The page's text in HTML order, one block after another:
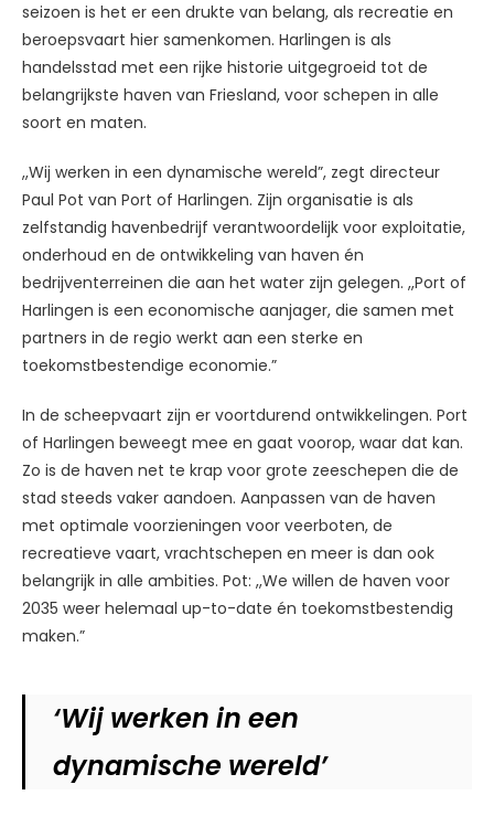
seizoen is het er een drukte van belang, als recreatie en
beroepsvaart hier samenkomen. Harlingen is als
handelsstad met een rijke historie uitgegroeid tot de
belangrijkste haven van Friesland, voor schepen in alle
soort en maten.
,,Wij werken in een dynamische wereld”, zegt directeur
Paul Pot van Port of Harlingen. Zijn organisatie is als
zelfstandig havenbedrijf verantwoordelijk voor exploitatie,
onderhoud en de ontwikkeling van haven én
bedrijventerreinen die aan het water zijn gelegen. ,,Port of
Harlingen is een economische aanjager, die samen met
partners in de regio werkt aan een sterke en
toekomstbestendige economie.”
In de scheepvaart zijn er voortdurend ontwikkelingen. Port
of Harlingen beweegt mee en gaat voorop, waar dat kan.
Zo is de haven net te krap voor grote zeeschepen die de
stad steeds vaker aandoen. Aanpassen van de haven
met optimale voorzieningen voor veerboten, de
recreatieve vaart, vrachtschepen en meer is dan ook
belangrijk in alle ambities. Pot: ,,We willen de haven voor
2035 weer helemaal up-to-date én toekomstbestendig
maken.”
‘Wij werken in een
dynamische wereld’